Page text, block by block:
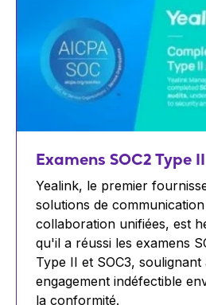
Examens SOC2 Type
Yealink, le premier
solutions de
collaboration unifiées, est
qu'il a réussi les examens
Type II et SOC3, soulignant
engagement indéfectible
la conformité.